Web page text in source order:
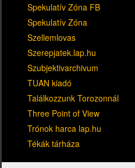
Spekulatív Zóna FB
Spekulatív Zóna
Szellemlovas
Szerepjatek.lap.hu
Szubjektivarchivum
TUAN kiadó
Találkozzunk Torozonnál
Three Point of View
Trónok harca lap.hu
Tékák tárháza